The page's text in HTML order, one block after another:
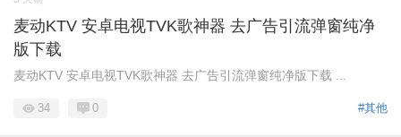
麦动KTV 安卓电视TVK歌神器 去广告引流弹窗纯净
版下载
麦动KTV 安卓电视TVK歌神器 去广告引流弹窗纯净版下载 ...
#其他
34 0